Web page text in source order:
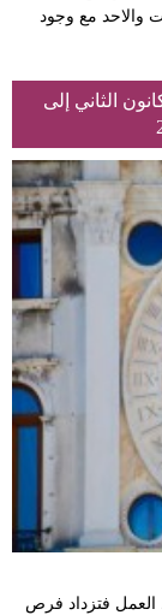
والاحد مع وجود
مولود برج "الجوزاء"من السبت 7 كانون الثاني إلى
فتزداد فرص